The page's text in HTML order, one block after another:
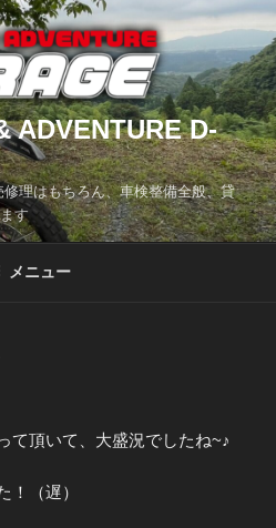
ADVENTURE D-
理はもちろん、車検整備全般、貸
す
メニュー
て頂いて、大盛況でしたね~♪
！（遅）